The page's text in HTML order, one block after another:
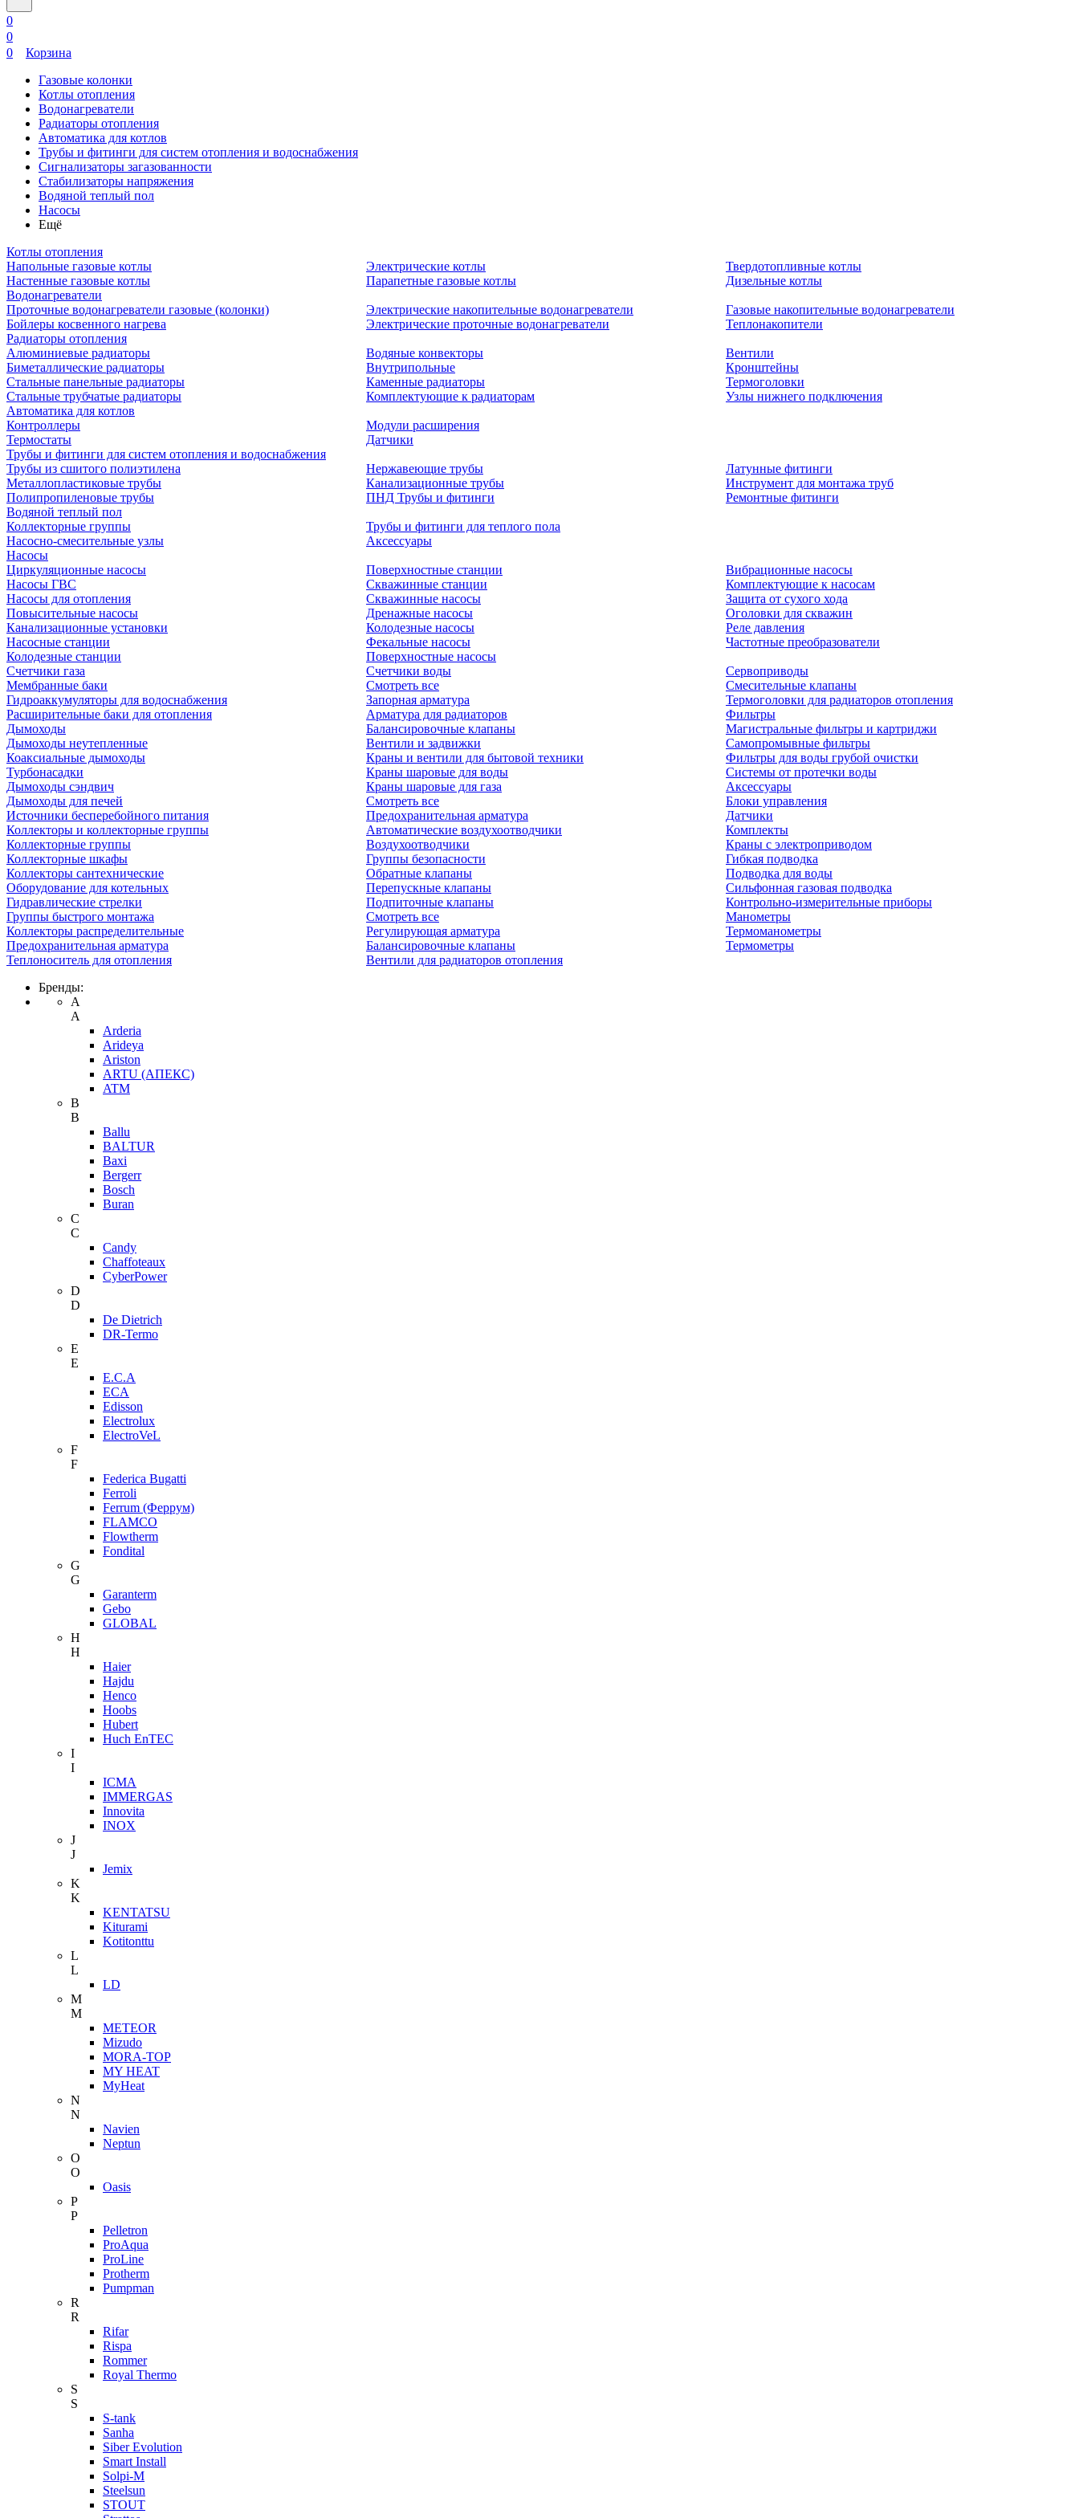
0
0
0
Корзина
Газовые колонки
Котлы отопления
Водонагреватели
Радиаторы отопления
Автоматика для котлов
Трубы и фитинги для систем отопления и водоснабжения
Сигнализаторы загазованности
Стабилизаторы напряжения
Водяной теплый пол
Насосы
Ещё
Котлы отопления
Напольные газовые котлы
Настенные газовые котлы
Электрические котлы
Парапетные газовые котлы
Твердотопливные котлы
Дизельные котлы
Водонагреватели
Проточные водонагреватели газовые (колонки)
Бойлеры косвенного нагрева
Электрические накопительные водонагреватели
Электрические проточные водонагреватели
Газовые накопительные водонагреватели
Теплонакопители
Радиаторы отопления
Алюминиевые радиаторы
Биметаллические радиаторы
Стальные панельные радиаторы
Стальные трубчатые радиаторы
Водяные конвекторы
Внутрипольные
Каменные радиаторы
Комплектующие к радиаторам
Вентили
Кронштейны
Термоголовки
Узлы нижнего подключения
Автоматика для котлов
Контроллеры
Термостаты
Модули расширения
Датчики
Трубы и фитинги для систем отопления и водоснабжения
Трубы из сшитого полиэтилена
Металлопластиковые трубы
Полипропиленовые трубы
Нержавеющие трубы
Канализационные трубы
ПНД Трубы и фитинги
Латунные фитинги
Инструмент для монтажа труб
Ремонтные фитинги
Водяной теплый пол
Коллекторные группы
Насосно-смесительные узлы
Трубы и фитинги для теплого пола
Аксессуары
Насосы
Циркуляционные насосы
Насосы ГВС
Насосы для отопления
Повысительные насосы
Канализационные установки
Насосные станции
Колодезные станции
Поверхностные станции
Скважинные станции
Скважинные насосы
Дренажные насосы
Колодезные насосы
Фекальные насосы
Поверхностные насосы
Вибрационные насосы
Комплектующие к насосам
Защита от сухого хода
Оголовки для скважин
Реле давления
Частотные преобразователи
Счетчики газа
Мембранные баки
Гидроаккумуляторы для водоснабжения
Расширительные баки для отопления
Дымоходы
Дымоходы неутепленные
Коаксиальные дымоходы
Турбонасадки
Дымоходы сэндвич
Дымоходы для печей
Источники бесперебойного питания
Коллекторы и коллекторные группы
Коллекторные группы
Коллекторные шкафы
Коллекторы сантехнические
Оборудование для котельных
Гидравлические стрелки
Группы быстрого монтажа
Коллекторы распределительные
Предохранительная арматура
Теплоноситель для отопления
Счетчики воды
Смотреть все
Запорная арматура
Арматура для радиаторов
Балансировочные клапаны
Вентили и задвижки
Краны и вентили для бытовой техники
Краны шаровые для воды
Краны шаровые для газа
Смотреть все
Предохранительная арматура
Автоматические воздухоотводчики
Воздухоотводчики
Группы безопасности
Обратные клапаны
Перепускные клапаны
Подпиточные клапаны
Смотреть все
Регулирующая арматура
Балансировочные клапаны
Вентили для радиаторов отопления
Сервоприводы
Смесительные клапаны
Термоголовки для радиаторов отопления
Фильтры
Магистральные фильтры и картриджи
Самопромывные фильтры
Фильтры для воды грубой очистки
Системы от протечки воды
Аксессуары
Блоки управления
Датчики
Комплекты
Краны с электроприводом
Гибкая подводка
Подводка для воды
Сильфонная газовая подводка
Контрольно-измерительные приборы
Манометры
Термоманометры
Термометры
Бренды:
A
A
Arderia
Arideya
Ariston
ARTU (АПЕКС)
ATM
B
B
Ballu
BALTUR
Baxi
Bergerr
Bosch
Buran
C
C
Candy
Chaffoteaux
CyberPower
D
D
De Dietrich
DR-Termo
E
E
E.C.A
ECA
Edisson
Electrolux
ElectroVeL
F
F
Federica Bugatti
Ferroli
Ferrum (Феррум)
FLAMCO
Flowtherm
Fondital
G
G
Garanterm
Gebo
GLOBAL
H
H
Haier
Hajdu
Henco
Hoobs
Hubert
Huch EnTEC
I
I
ICMA
IMMERGAS
Innovita
INOX
J
J
Jemix
K
K
KENTATSU
Kiturami
Kotitonttu
L
L
LD
M
M
METEOR
Mizudo
MORA-TOP
MY HEAT
MyHeat
N
N
Navien
Neptun
O
O
Oasis
P
P
Pelletron
ProAqua
ProLine
Protherm
Pumpman
R
R
Rifar
Rispa
Rommer
Royal Thermo
S
S
S-tank
Sanha
Siber Evolution
Smart Install
Solpi-M
Steelsun
STOUT